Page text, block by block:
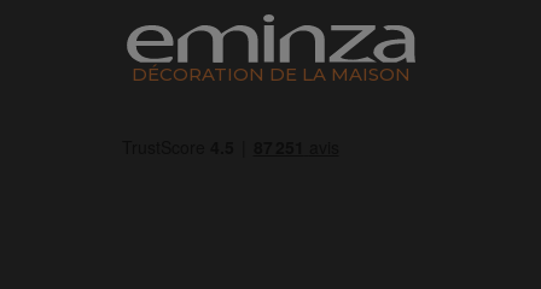
DÉCORATION DE LA MAISON